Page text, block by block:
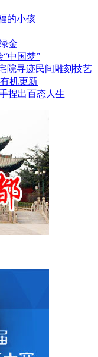
的小孩
金
中国梦”
院寻迹民间雕刻技艺
机更新
捏出百态人生